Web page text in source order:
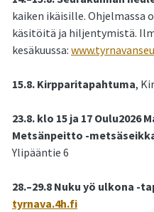
kaiken ikäisille. Ohjelmassa
käsitöitä ja hiljentymistä.
kesäkuussa:
15.8. Kirpparitapahtuma,
23.8. klo 15 ja 17
Metsänpeitto -
Ylipääntie 6
28.–29.8 Nuku yö ulkona -
tyrnava.4h.fi